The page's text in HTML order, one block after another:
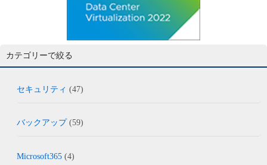
カテゴリーで絞る
セキュリティ (47)
バックアップ(59)
Microsoft365 (4)